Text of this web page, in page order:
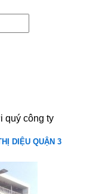
quý công ty
DIỆU QUẬN 3